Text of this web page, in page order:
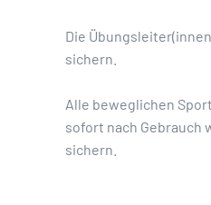
Die
sichern.
Alle beweglichen
sofort nach Gebrauch
sichern.